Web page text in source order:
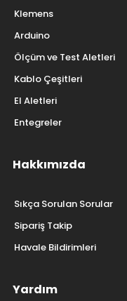
Klemens
Arduino
Ölçüm ve Test Aletleri
Kablo Çeşitleri
El Aletleri
Entegreler
Hakkımızda
Sıkça Sorulan Sorular
Sipariş Takip
Havale Bildirimleri
Yardım